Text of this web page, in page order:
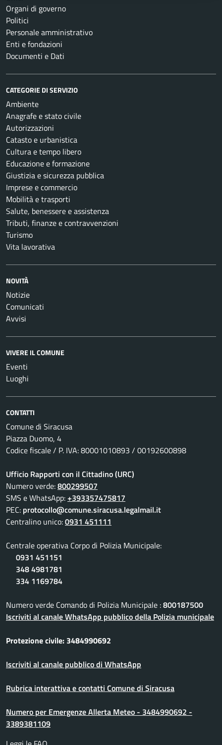
Organi di governo
Politici
Personale amministrativo
Enti e fondazioni
Documenti e Dati
CATEGORIE DI SERVIZIO
Ambiente
Anagrafe e stato civile
Autorizzazioni
Catasto e urbanistica
Cultura e tempo libero
Educazione e formazione
Giustizia e sicurezza pubblica
Imprese e commercio
Mobilità e trasporti
Salute, benessere e assistenza
Tributi, finanze e contravvenzioni
Turismo
Vita lavorativa
NOVITÀ
Notizie
Comunicati
Avvisi
VIVERE IL COMUNE
Eventi
Luoghi
CONTATTI
Comune di Siracusa
Piazza Duomo, 4
Codice fiscale / P. IVA: 80001010893 / 00192600898
Ufficio Rapporti con il Cittadino (URC)
Numero verde:800299507
SMS e WhatsApp:+393357475817
PEC: protocollo@comune.siracusa.legalmail.it
Centralino unico:0931 451111
Centrale operativa Corpo di Polizia Municipale:
0931 451151
348 4981781
334 1169784
Numero verde Comando di Polizia Municipale :800187500
Iscriviti al canale WhatsApp pubblico della Polizia municipale
Protezione civile: 3484990692
Iscriviti al canale pubblico di WhatsApp
Rubrica interattiva e contatti Comune di Siracusa
Numero per Emergenze Allerta Meteo - 3484990692 -
3389381109